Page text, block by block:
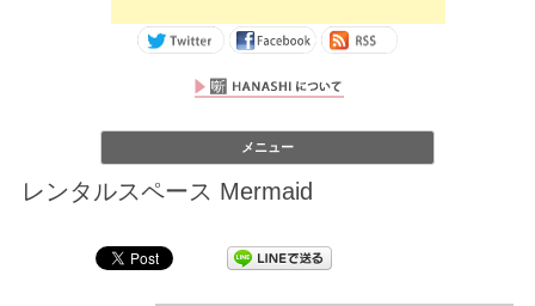
メニュー
レンタルスペース Mermaid